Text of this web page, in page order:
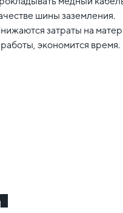
шины заземления.
затраты на
экономится время.